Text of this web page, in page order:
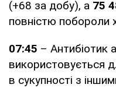
(+68 за добу), а 75
повністю побороли
07:45 – Антибіотик
використовується
в сукупності з